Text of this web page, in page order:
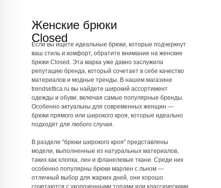
Женские брюки
Closed
Если вы ищете идеальные брюки, которые подчеркнут
ваш стиль и комфорт, обратите внимание на женские
брюки Closed. Эта марка уже давно заслужила
репутацию бренда, который сочетает в себе качество
материалов и модные тренды. В нашем магазине
trendsettica.ru вы найдете широкий ассортимент
одежды и обуви, включая самые популярные бренды.
Особенно актуальны для современных женщин —
брюки прямого или широкого кроя, которые идеально
подходят для любого случая.
В разделе "брюки широкого кроя" представлены
модели, выполненные из натуральных материалов,
таких как хлопка, лен и фланелевые ткани. Среди них
особенно популярны брюки марлен с льном —
отличный выбор для жарких дней, они хорошо
сочетаются с укороченными топами или классическими